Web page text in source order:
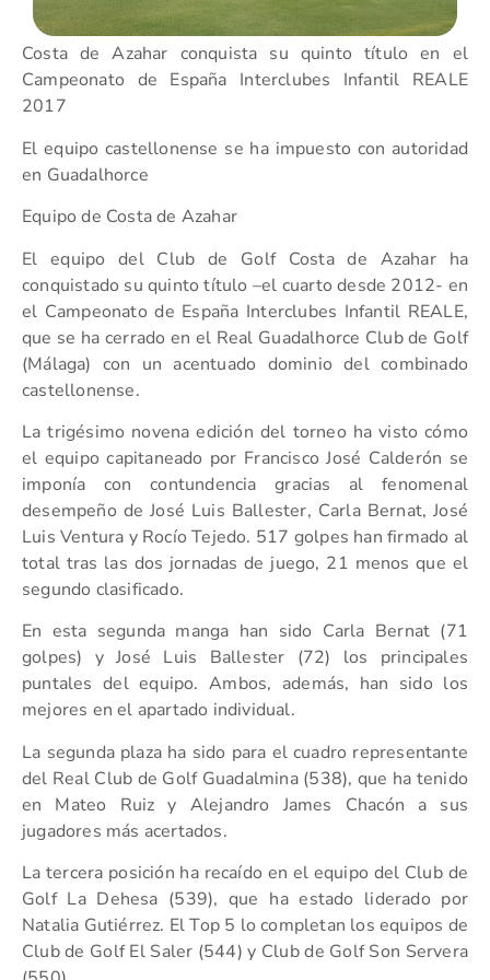
Costa de Azahar conquista su quinto título en el
Campeonato de España Interclubes Infantil REALE
2017
El equipo castellonense se ha impuesto con autoridad
en Guadalhorce
Equipo de Costa de Azahar
El equipo del Club de Golf Costa de Azahar ha
conquistado su quinto título –el cuarto desde 2012- en
el Campeonato de España Interclubes Infantil REALE,
que se ha cerrado en el Real Guadalhorce Club de Golf
(Málaga) con un acentuado dominio del combinado
castellonense.
La trigésimo novena edición del torneo ha visto cómo
el equipo capitaneado por Francisco José Calderón se
imponía con contundencia gracias al fenomenal
desempeño de José Luis Ballester, Carla Bernat, José
Luis Ventura y Rocío Tejedo. 517 golpes han firmado al
total tras las dos jornadas de juego, 21 menos que el
segundo clasificado.
En esta segunda manga han sido Carla Bernat (71
golpes) y José Luis Ballester (72) los principales
puntales del equipo. Ambos, además, han sido los
mejores en el apartado individual.
La segunda plaza ha sido para el cuadro representante
del Real Club de Golf Guadalmina (538), que ha tenido
en Mateo Ruiz y Alejandro James Chacón a sus
jugadores más acertados.
La tercera posición ha recaído en el equipo del Club de
Golf La Dehesa (539), que ha estado liderado por
Natalia Gutiérrez. El Top 5 lo completan los equipos de
Club de Golf El Saler (544) y Club de Golf Son Servera